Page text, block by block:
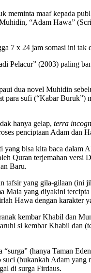
maaf kepada
“Adam Hawa”
7 x 24 jam somasi ini
(2003) paling
dua novel Muhidin
sufi (“Kabar Buruk”)
hanya gelap, terra
penciptaan Adam dan
bisa kita baca dalam
Quran terjemahan versi
Baru.
tafsir yang gila-gilaan
Maia yang diyakini
Hawa dengan karakter
kembar Khabil dan
si kembar Khabil dan
(hanya Taman
(bukankah Adam
di surga Firdaus.